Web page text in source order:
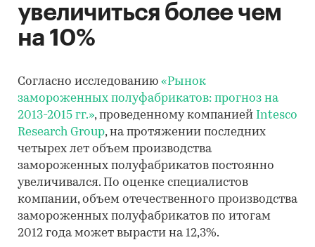
увеличиться более чем
на 10%
Согласно исследованию «Рынок
замороженных полуфабрикатов: прогноз на
2013-2015 гг.», проведенному компанией Intesco
Research Group, на протяжении последних
четырех лет объем производства
замороженных полуфабрикатов постоянно
увеличивался. По оценке специалистов
компании, объем отечественного производства
замороженных полуфабрикатов по итогам
2012 года может вырасти на 12,3%.